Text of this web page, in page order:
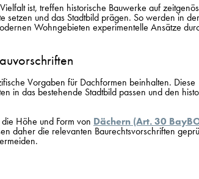
ist, treffen historische Bauwerke auf
und das Stadtbild prägen. So werden in
Wohngebieten experimentelle Ansätze
Vorgaben für Dachformen beinhalten. Diese
in das bestehende Stadtbild passen und den
Höhe und Form von Dächern (Art. 30
daher die relevanten Baurechtsvorschriften